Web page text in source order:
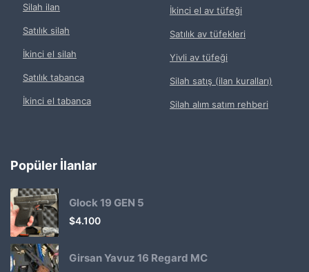
Silah ilan
Satılık silah
İkinci el silah
Satılık tabanca
İkinci el tabanca
İkinci el av tüfeği
Satılık av tüfekleri
Yivli av tüfeği
Silah satış (ilan kuralları)
Silah alım satım rehberi
Popüler İlanlar
Glock 19 GEN 5
$4.100
Girsan Yavuz 16 Regard MC